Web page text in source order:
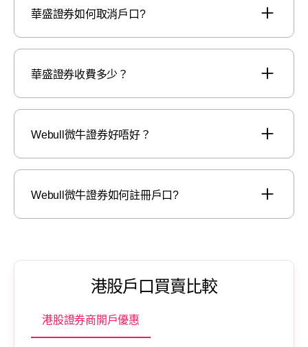
華盛證券如何取消戶口?
華盛證券收費多少？
Webull微牛證券好唔好？
Webull微牛證券如何註冊戶口?
港股戶口買賣比較
港股證券商開戶優惠